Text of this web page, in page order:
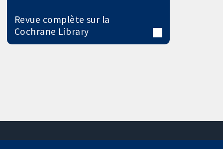
Revue complète sur la
Cochrane Library